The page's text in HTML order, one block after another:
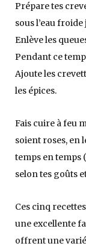
Prépare tes
sous l’eau froide
Enlève les
Pendant ce
Ajoute les
les épices.
Fais cuire à feu
soient roses, en
temps en temps
selon tes goûts
Ces cinq
une excellente
offrent une